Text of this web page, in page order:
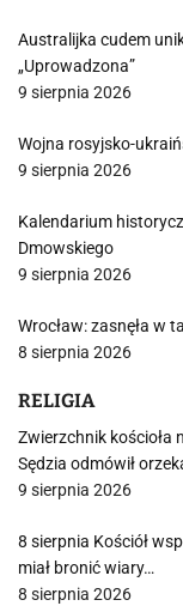
Australijka cudem
„Uprowadzona”
9 sierpnia 2026
Wojna rosyjsko-
9 sierpnia 2026
Kalendarium
Dmowskiego
9 sierpnia 2026
Wrocław: zasnęła w
8 sierpnia 2026
RELIGIA
Zwierzchnik kościoła
Sędzia odmówił
9 sierpnia 2026
8 sierpnia Kościół
miał bronić wiary…
8 sierpnia 2026